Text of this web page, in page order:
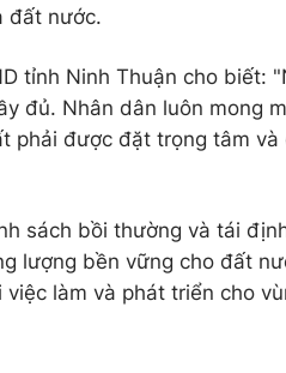
đất nước.
tỉnh Ninh Thuận cho biết:
đủ. Nhân dân luôn mong
phải được đặt trọng tâm
sách bồi thường và tái
lượng bền vững cho đất
làm và phát triển cho